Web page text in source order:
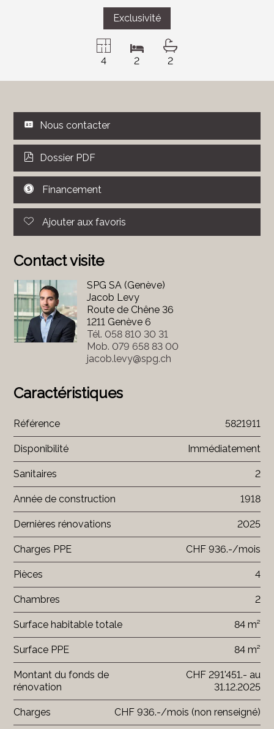
Exclusivité
4 2 2
Nous contacter
Dossier PDF
Financement
Ajouter aux favoris
Contact visite
SPG SA (Genève)
Jacob Levy
Route de Chêne 36
1211 Genève 6
Tél. 058 810 30 31
Mob. 079 658 83 00
jacob.levy@spg.ch
Caractéristiques
Référence 5821911
Disponibilité Immédiatement
Sanitaires 2
Année de construction 1918
Dernières rénovations 2025
Charges PPE CHF 936.-/mois
Pièces 4
Chambres 2
Surface habitable totale 84 m²
Surface PPE 84 m²
Montant du fonds de
rénovation
CHF 291'451.- au
31.12.2025
Charges CHF 936.-/mois (non renseigné)